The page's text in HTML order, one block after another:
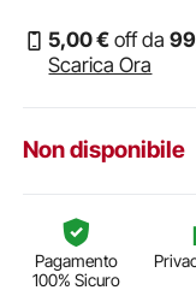
5,00€ off da99
Scarica Ora
Non disponibile
Pagamento
100% Sicuro